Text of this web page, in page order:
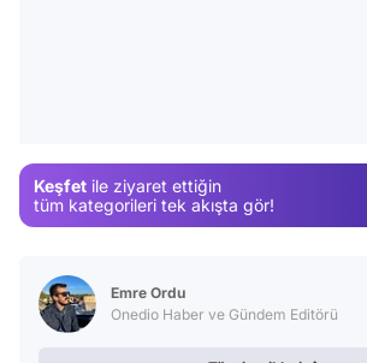
Keşfet ile ziyaret ettiğin
tüm kategorileri tek akışta gör!
Emre Ordu
Onedio Haber ve Gündem Editörü